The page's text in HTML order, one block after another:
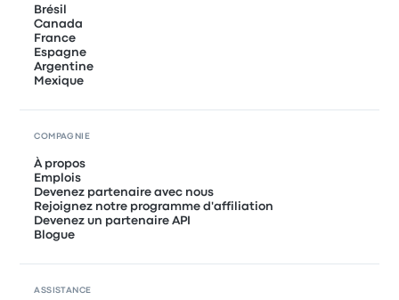
Brésil
Canada
France
Espagne
Argentine
Mexique
COMPAGNIE
À propos
Emplois
Devenez partenaire avec nous
Rejoignez notre programme d'affiliation
Devenez un partenaire API
Blogue
ASSISTANCE